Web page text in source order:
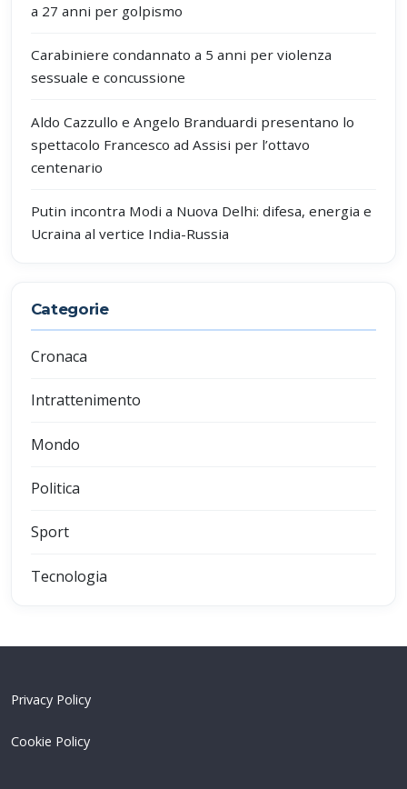
a 27 anni per golpismo
Carabiniere condannato a 5 anni per violenza
sessuale e concussione
Aldo Cazzullo e Angelo Branduardi presentano lo
spettacolo Francesco ad Assisi per l’ottavo
centenario
Putin incontra Modi a Nuova Delhi: difesa, energia e
Ucraina al vertice India-Russia
Categorie
Cronaca
Intrattenimento
Mondo
Politica
Sport
Tecnologia
Privacy Policy
Cookie Policy